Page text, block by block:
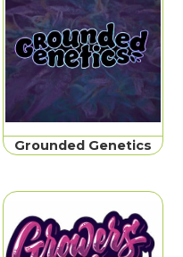
Grounded Genetics